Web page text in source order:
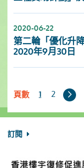
2020-06-22
第二輪「優化升
2020年9月30日
頁數 1 2
下
頁
訂閱